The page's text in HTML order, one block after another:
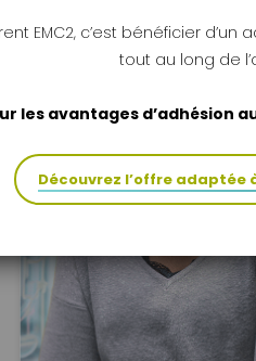
EMC2, c’est bénéficier
tout au long de
les avantages d’adhésion
Découvrez l’offre